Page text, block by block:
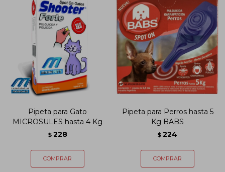
Pipeta para Gato
MICROSULES hasta 4 Kg
$ 228
Pipeta para Perros hasta 5
Kg BABS
$ 224